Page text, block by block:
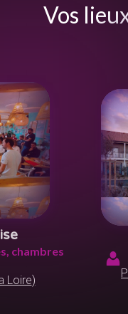
Vos
chambres
Loire)